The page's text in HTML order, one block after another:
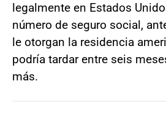
legalmente en Estados
número de seguro social,
le otorgan la residencia
podría tardar entre seis
más.